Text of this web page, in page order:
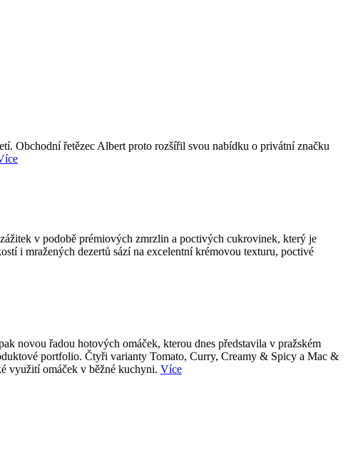
Obchodní řetězec Albert proto rozšířil svou nabídku o privátní značku
v podobě prémiových zmrzlin a poctivých cukrovinek, který je
i mražených dezertů sází na excelentní krémovou texturu, poctivé
novou řadou hotových omáček, kterou dnes představila v pražském
portfolio. Čtyři varianty Tomato, Curry, Creamy & Spicy a Mac &
využití omáček v běžné kuchyni. Více